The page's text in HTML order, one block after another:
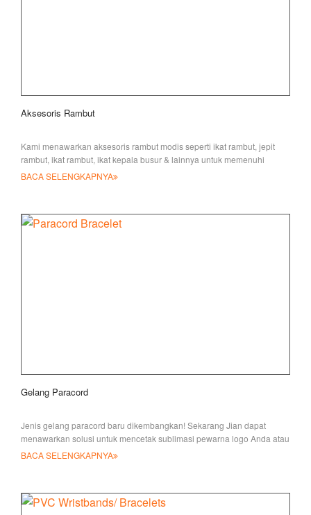
Aksesoris Rambut
Kami menawarkan aksesoris rambut modis seperti ikat rambut, jepit
rambut, ikat rambut, ikat kepala busur & lainnya untuk memenuhi
kebutuhan Anda. W kami
BACA SELENGKAPNYA
Gelang Paracord
Jenis gelang paracord baru dikembangkan! Sekarang Jian dapat
menawarkan solusi untuk mencetak sublimasi pewarna logo Anda atau
wea
BACA SELENGKAPNYA